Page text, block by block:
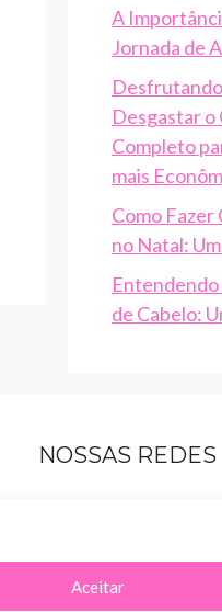
Aceitar
A
Jornada de
Desgastar o
Completo
mais
Como Fazer
no Natal:
Entendendo
de Cabelo:
NOSSAS REDES